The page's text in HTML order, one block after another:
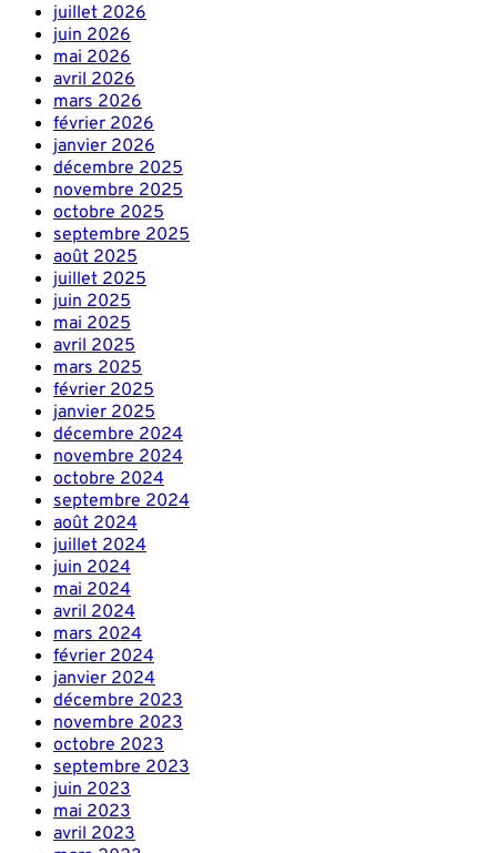
juillet 2026
juin 2026
mai 2026
avril 2026
mars 2026
février 2026
janvier 2026
décembre 2025
novembre 2025
octobre 2025
septembre 2025
août 2025
juillet 2025
juin 2025
mai 2025
avril 2025
mars 2025
février 2025
janvier 2025
décembre 2024
novembre 2024
octobre 2024
septembre 2024
août 2024
juillet 2024
juin 2024
mai 2024
avril 2024
mars 2024
février 2024
janvier 2024
décembre 2023
novembre 2023
octobre 2023
septembre 2023
juin 2023
mai 2023
avril 2023